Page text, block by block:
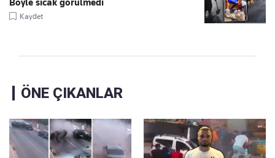
Böyle sıcak görülmedi
Kaydet
ÖNE ÇIKANLAR